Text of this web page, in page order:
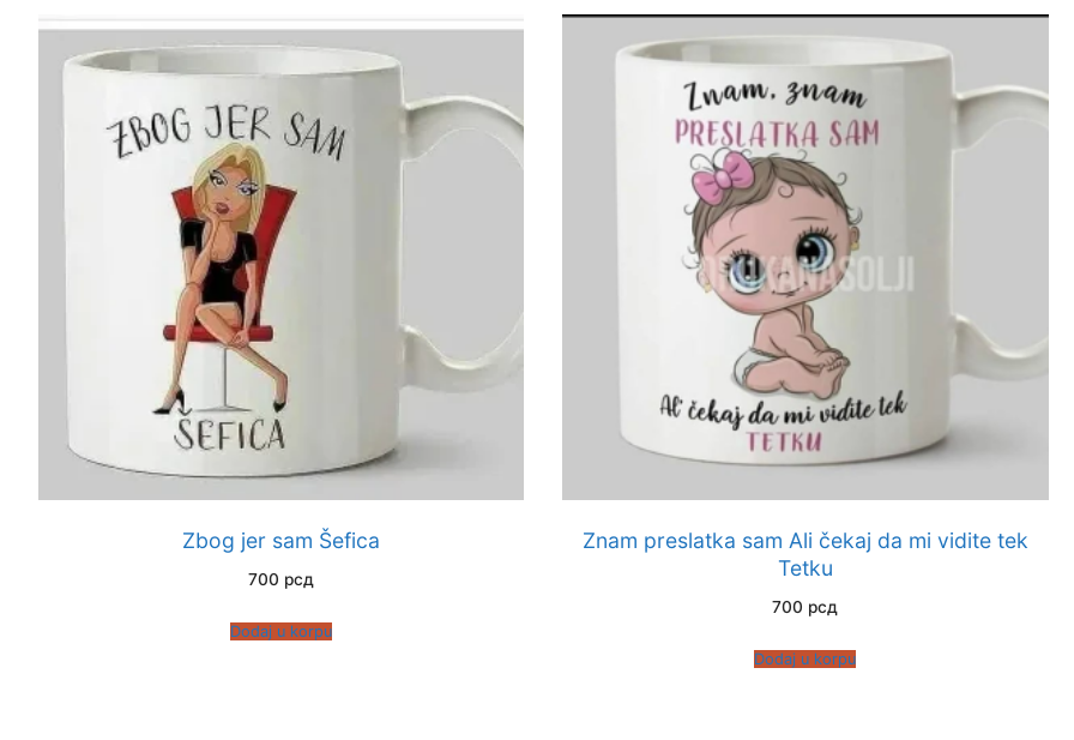
Zbog jer sam Šefica
700 рсд
Dodaj u korpu
Znam preslatka sam Ali čekaj da mi vidite tek
Tetku
700 рсд
Dodaj u korpu